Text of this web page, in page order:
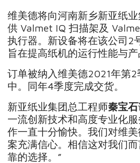
维美德将向河南新乡新亚纸
供 Valmet IQ 扫描架及
执行器。新设备将在该公司2
旨在提高纸机的运行性能与产
订单被纳入维美德2021年第2
中。同年4季度完成交货。
新亚纸业集团总工程师秦宝石
一流创新技术和高度专业化
作一直十分愉快。我们对维
案充满信心。相信这对我们
靠的选择。”